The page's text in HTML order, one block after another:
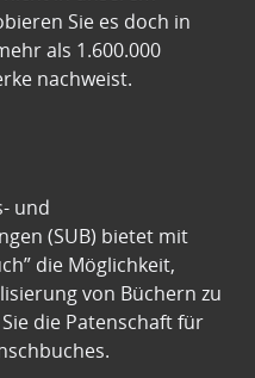
Sie es doch in
als 1.600.000
nachweist.
und
(SUB) bietet mit
die Möglichkeit,
von Büchern zu
die Patenschaft für